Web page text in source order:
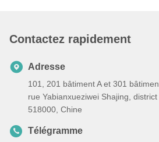
Contactez rapidement
Adresse
101, 201 bâtiment A et 301
rue Yabianxueziwei Shajing, district
518000, Chine
Télégramme